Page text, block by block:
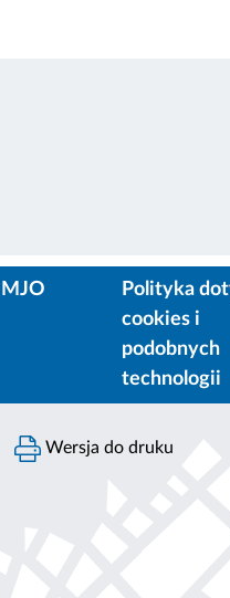
Polityka
cookies i
podobnych
technologii
Wersja do druku